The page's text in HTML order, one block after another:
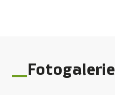
Fotogalerie